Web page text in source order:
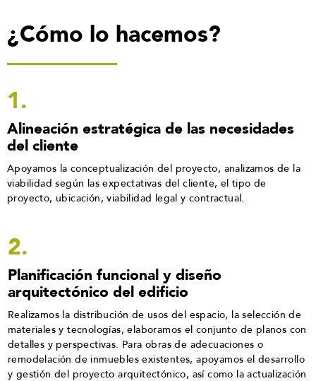
¿Cómo lo hacemos?
1.
Alineación estratégica de las necesidades
del cliente
Apoyamos la conceptualización del proyecto, analizamos de la
viabilidad según las expectativas del cliente, el tipo de
proyecto, ubicación, viabilidad legal y contractual.
2.
Planificación funcional y diseño
arquitectónico del edificio
Realizamos la distribución de usos del espacio, la selección de
materiales y tecnologías, elaboramos el conjunto de planos con
detalles y perspectivas. Para obras de adecuaciones o
remodelación de inmuebles existentes, apoyamos el desarrollo
y gestión del proyecto arquitectónico, así como la actualización